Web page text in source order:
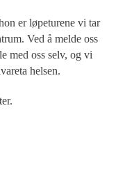
er løpeturene vi tar
Ved å melde oss
med oss selv, og vi
helsen.